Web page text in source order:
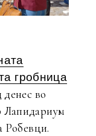
гробница
во
Лапидариум
Робевци.